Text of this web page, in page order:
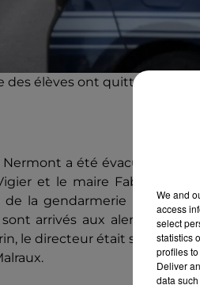
des élèves ont quitté
Nermont a été évacué et
et le maire Fabien
de la gendarmerie s'est
sont arrivés aux alentours
le directeur était sous le
We and
access
select
statistics
profiles
Deliver
data